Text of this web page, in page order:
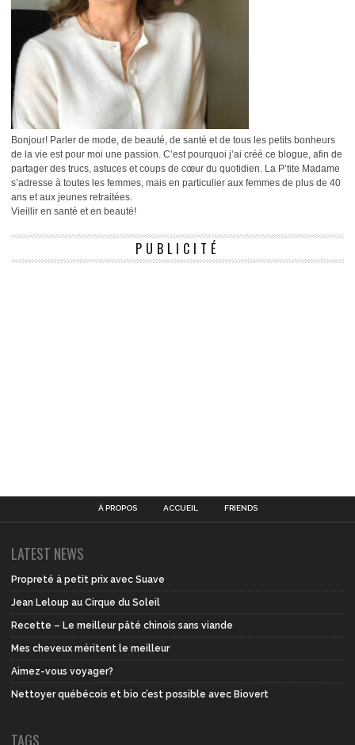
Bonjour! Parler de mode, de beauté, de santé et de tous les petits bonheurs
de la vie est pour moi une passion. C’est pourquoi j’ai créé ce blogue, afin de
partager des trucs, astuces et coups de cœur du quotidien. La P’tite Madame
s’adresse à toutes les femmes, mais en particulier aux femmes de plus de 40
ans et aux jeunes retraitées.
Vieillir en santé et en beauté!
PUBLICITÉ
À PROPOS ACCUEIL FRIENDS
LATEST NEWS
Propreté à petit prix avec Suave
Jean Leloup au Cirque du Soleil
Recette – Le meilleur pâté chinois sans viande
Mes cheveux méritent le meilleur
Aimez-vous voyager?
Nettoyer québécois et bio c’est possible avec Biovert
TAGS